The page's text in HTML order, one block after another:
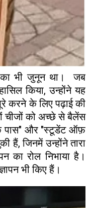
का भी जुनून था। जब
किया, उन्होंने यह
करने के लिए पढ़ाई की
चीजों को अच्छे से बैलेंस
पास" और "स्टूडेंट ऑफ़
हैं, जिनमें उन्होंने तारा
का रोल निभाया है।
भी किए हैं।